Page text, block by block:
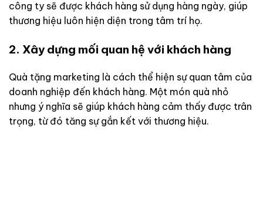
công ty sẽ được khách hàng sử dụng hàng ngày, giúp
thương hiệu luôn hiện diện trong tâm trí họ.
2. Xây dựng mối quan hệ với khách hàng
Quà tặng marketing là cách thể hiện sự quan tâm của
doanh nghiệp đến khách hàng. Một món quà nhỏ
nhưng ý nghĩa sẽ giúp khách hàng cảm thấy được trân
trọng, từ đó tăng sự gắn kết với thương hiệu.